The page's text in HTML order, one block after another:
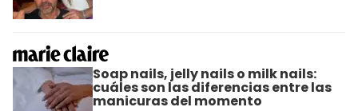
Soap nails, jelly nails o milk nails:
cuáles son las diferencias entre las
manicuras del momento